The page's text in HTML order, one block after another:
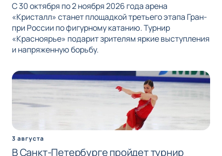
С 30 октября по 2 ноября 2026 года арена
«Кристалл» станет площадкой третьего этапа Гран-
при России по фигурному катанию. Турнир
«Красноярье» подарит зрителям яркие выступления
и напряженную борьбу.
3 августа
В Санкт-Петербурге пройдет турнир